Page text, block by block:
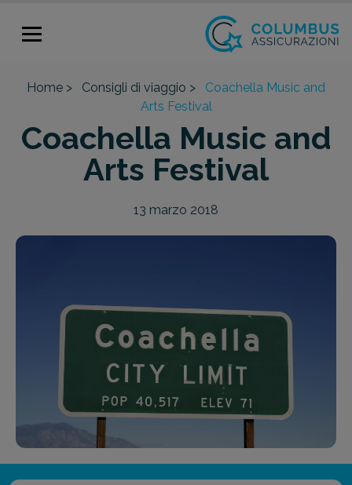
Home > Consigli di viaggio >
Coachella Music and
Arts Festival
Coachella Music and
Arts Festival
13 marzo 2018